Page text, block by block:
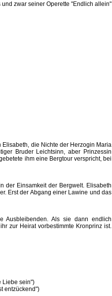
zwar seiner Operette "Endlich allein"
die Nichte der Herzogin Maria
Bruder Leichtsinn, aber Prinzessin
ihm eine Bergtour verspricht, bei
der Einsamkeit der Bergwelt. Elisabeth
Erst der Abgang einer Lawine und das
Ausbleibenden. Als sie dann endlich
zur Heirat vorbestimmte Kronprinz ist.
Liebe sein")
entzückend")